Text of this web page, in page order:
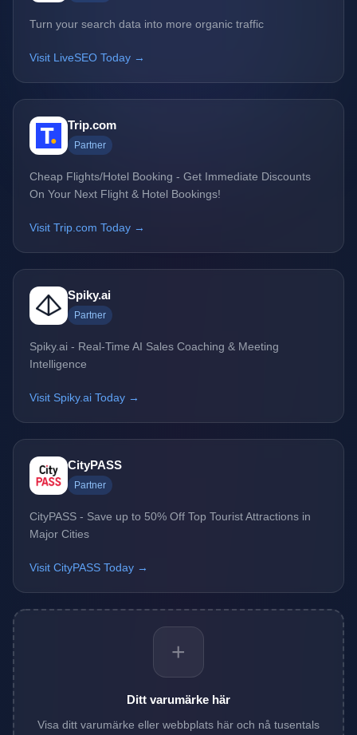
Turn your search data into more organic traffic
Visit LiveSEO Today →
Trip.com
Partner
Cheap Flights/Hotel Booking - Get Immediate Discounts
On Your Next Flight & Hotel Bookings!
Visit Trip.com Today →
Spiky.ai
Partner
Spiky.ai - Real-Time AI Sales Coaching & Meeting
Intelligence
Visit Spiky.ai Today →
CityPASS
Partner
CityPASS - Save up to 50% Off Top Tourist Attractions in
Major Cities
Visit CityPASS Today →
+
Ditt varumärke här
Visa ditt varumärke eller webbplats här och nå tusentals